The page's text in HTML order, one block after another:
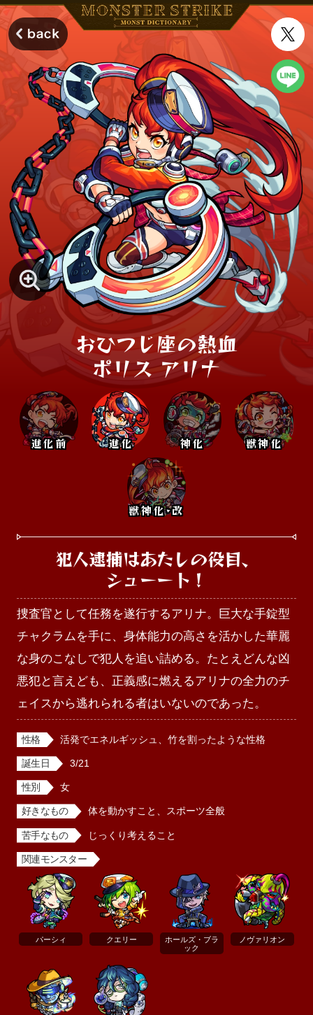
おひつじ座の熱血
ポリス アリナ
進化前 進化 神化 獣神化
獣神化･改
犯人逮捕はあたしの役目、
シューート！
捜査官として任務を遂行するアリナ。巨大な手錠型
チャクラムを手に、身体能力の高さを活かした華麗
な身のこなしで犯人を追い詰める。たとえどんな凶
悪犯と言えども、正義感に燃えるアリナの全力のチ
ェイスから逃れられる者はいないのであった。
性格 活発でエネルギッシュ、竹を割ったような性格
誕生日 3/21
性別 女
好きなもの 体を動かすこと、スポーツ全般
苦手なもの じっくり考えること
関連モンスター
パーシィ クエリー
ホールズ・ブラ
ック
ノヴァリオン